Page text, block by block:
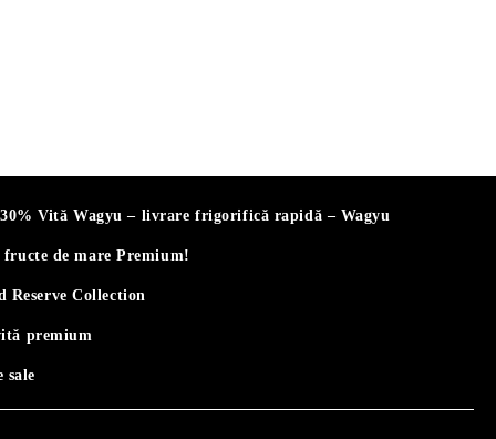
Vită Wagyu – livrare frigorifică rapidă – Wagyu
fructe de mare Premium!
Reserve Collection
premium
sale